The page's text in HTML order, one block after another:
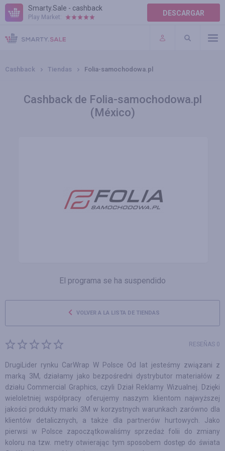
Smarty.Sale - cashback
Play Market: DESCARGAR
AYUDA
TÉRMINOS DE USO
Cashback Tiendas Folia-samochodowa.pl
Cashback de Folia-samochodowa.pl
(México)
El programa se ha suspendido
VOLVER A LA LISTA DE TIENDAS
RESEÑAS 0
DrugiLider rynku CarWrap W Polsce Od lat jesteśmy związani z
marką 3M, działamy jako bezpośredni dystrybutor materiałów z
działu Commercial Graphics, czyli Dział Reklamy Wizualnej. Dzięki
wieloletniej współpracy oferujemy naszym klientom najwyższej
jakości produkty marki 3M w korzystnych warunkach zarówno dla
klientów detalicznych, a także dla partnerów hurtowych. Jako
pierwsi w Polsce zapoczątkowaliśmy sprzedaż folii do zmiany
koloru na tzw. metry otwierając tym sposobem dostęp do świata